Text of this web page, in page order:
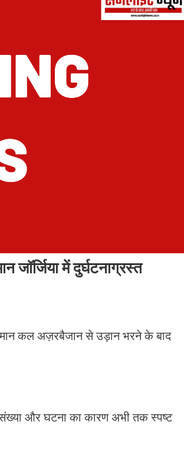
में दुर्घटनाग्रस्त
कल अज़रबैजान से उड़ान भरने के बाद
और घटना का कारण अभी तक स्पष्ट